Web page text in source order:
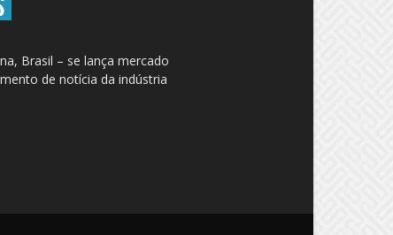
Brasil – se lança mercado
de notícia da indústria